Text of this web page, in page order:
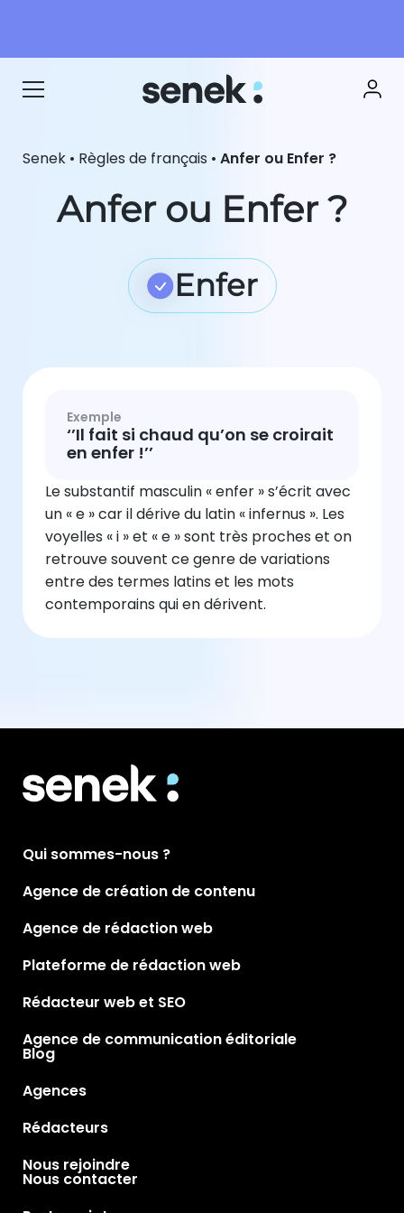
Senek • Règles de français • Anfer ou Enfer ?
Anfer ou Enfer ?
Enfer
Exemple
‘’Il fait si chaud qu’on se croirait
en enfer !’’
Le substantif masculin « enfer » s’écrit avec
un « e » car il dérive du latin « infernus ». Les
voyelles « i » et « e » sont très proches et on
retrouve souvent ce genre de variations
entre des termes latins et les mots
contemporains qui en dérivent.
Qui sommes-nous ?
Agence de création de contenu
Agence de rédaction web
Plateforme de rédaction web
Rédacteur web et SEO
Agence de communication éditoriale
Blog
Agences
Rédacteurs
Nous rejoindre
Nous contacter